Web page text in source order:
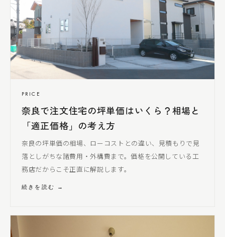
PRICE
奈良で注文住宅の坪単価はいくら？相場と
「適正価格」の考え方
奈良の坪単価の相場、ローコストとの違い、見積もりで見
落としがちな諸費用・外構費まで。価格を公開している工
務店だからこそ正直に解説します。
続きを読む →